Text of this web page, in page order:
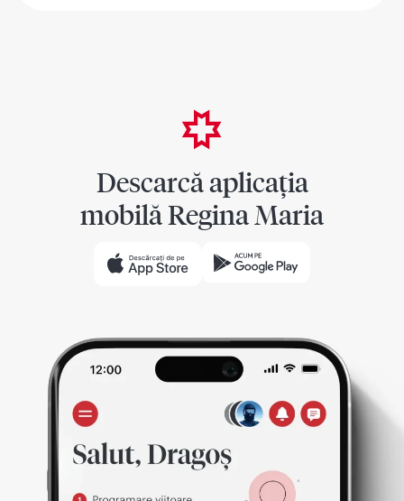
Descarcă aplicația
mobilă Regina Maria